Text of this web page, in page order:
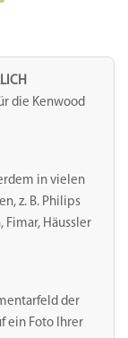
die Kenwood
in vielen
z. B. Philips
Fimar, Häussler
der
ein Foto Ihrer